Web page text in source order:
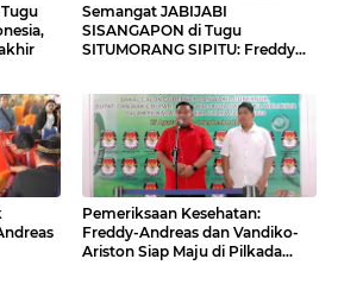
Semangat JABIJABI
SISANGAPON di Tugu
SITUMORANG SIPITU: Freddy
Pemeriksaan Kesehatan:
Freddy-Andreas dan Vandiko-
Ariston Siap Maju di Pilkada